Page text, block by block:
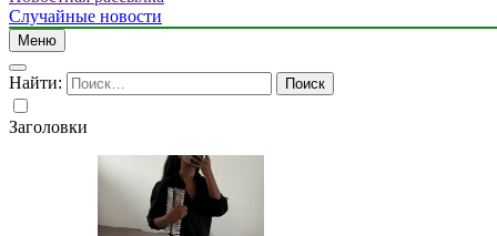
Случайные новости
Меню
Найти:
Заголовки